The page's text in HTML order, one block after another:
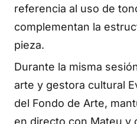
referencia al uso de
complementan la
pieza.
Durante la misma
arte y gestora cultural
del Fondo de Arte,
en directo con Mateu y